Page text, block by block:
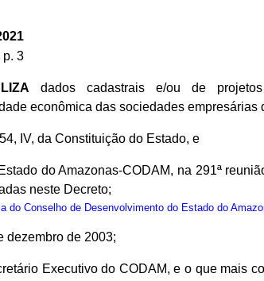
p. 3
dados cadastrais e/ou de
econômica das sociedades empresárias
IV, da Constituição do Estado, e
do Amazonas-CODAM, na 291ª
neste Decreto;
do Conselho de Desenvolvimento do Estado do
dezembro de 2003;
Executivo do CODAM, e o que mais